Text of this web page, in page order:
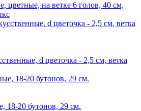
цветные, на ветке 6 голов, 40 см,
d цветочка - 2,5 см, ветка
18-20 бутонов, 29 см.